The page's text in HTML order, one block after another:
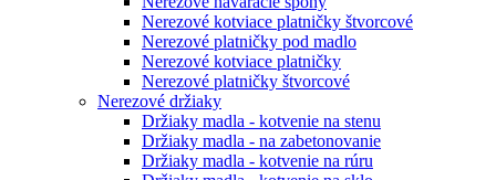
Nerezové kotviace platničky štvorcové
Nerezové platničky pod madlo
Nerezové kotviace platničky
Nerezové platničky štvorcové
Nerezové držiaky
Držiaky madla - kotvenie na stenu
Držiaky madla - na zabetonovanie
Držiaky madla - kotvenie na rúru